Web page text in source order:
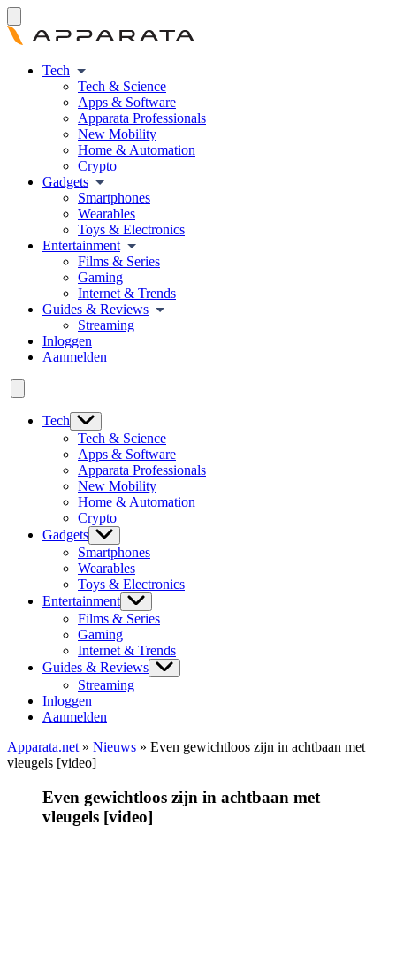
Tech
Tech & Science
Apps & Software
Apparata Professionals
New Mobility
Home & Automation
Crypto
Gadgets
Smartphones
Wearables
Toys & Electronics
Entertainment
Films & Series
Gaming
Internet & Trends
Guides & Reviews
Streaming
Inloggen
Aanmelden
Tech
Tech & Science
Apps & Software
Apparata Professionals
New Mobility
Home & Automation
Crypto
Gadgets
Smartphones
Wearables
Toys & Electronics
Entertainment
Films & Series
Gaming
Internet & Trends
Guides & Reviews
Streaming
Inloggen
Aanmelden
Apparata.net » Nieuws » Even gewichtloos zijn in achtbaan met
vleugels [video]
Even gewichtloos zijn in achtbaan met
vleugels [video]